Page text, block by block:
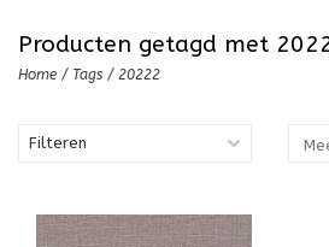
Producten getagd met
Home / Tags / 20222
Filteren